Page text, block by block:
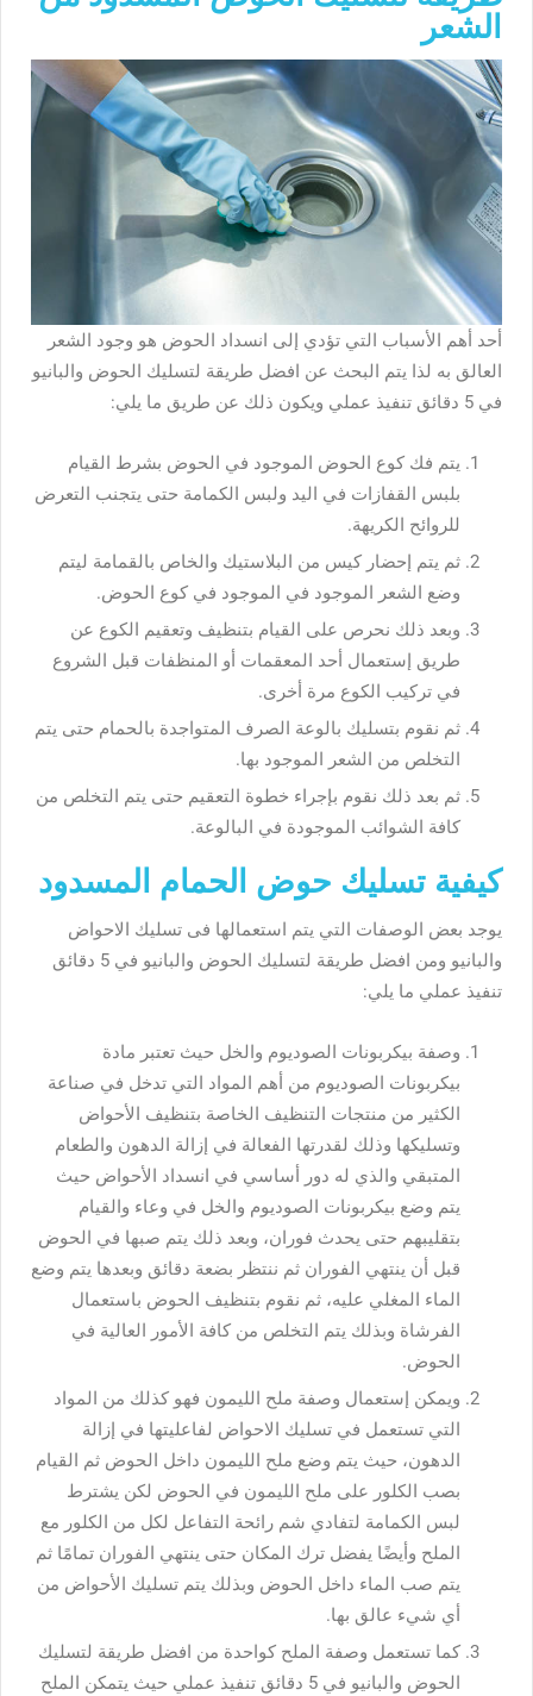
الشعر
أحد أهم الأسباب التي تؤدي إلى انسداد الحوض هو وجود الشعر
العالق به لذا يتم البحث عن افضل طريقة لتسليك الحوض والبانيو
في 5 دقائق تنفيذ عملي ويكون ذلك عن طريق ما يلي:
يتم فك كوع الحوض الموجود في الحوض بشرط القيام
بلبس القفازات في اليد ولبس الكمامة حتى يتجنب التعرض
للروائح الكريهة.
ثم يتم إحضار كيس من البلاستيك والخاص بالقمامة ليتم
وضع الشعر الموجود في الموجود في كوع الحوض.
وبعد ذلك نحرص على القيام بتنظيف وتعقيم الكوع عن
طريق إستعمال أحد المعقمات أو المنظفات قبل الشروع
في تركيب الكوع مرة أخرى.
ثم نقوم بتسليك بالوعة الصرف المتواجدة بالحمام حتى يتم
التخلص من الشعر الموجود بها.
ثم بعد ذلك نقوم بإجراء خطوة التعقيم حتى يتم التخلص من
كافة الشوائب الموجودة في البالوعة.
كيفية تسليك حوض الحمام المسدود
يوجد بعض الوصفات التي يتم استعمالها فى تسليك الاحواض
والبانيو ومن افضل طريقة لتسليك الحوض والبانيو في 5 دقائق
تنفيذ عملي ما يلي:
وصفة بيكربونات الصوديوم والخل حيث تعتبر مادة
بيكربونات الصوديوم من أهم المواد التي تدخل في صناعة
الكثير من منتجات التنظيف الخاصة بتنظيف الأحواض
وتسليكها وذلك لقدرتها الفعالة في إزالة الدهون والطعام
المتبقي والذي له دور أساسي في انسداد الأحواض حيث
يتم وضع بيكربونات الصوديوم والخل في وعاء والقيام
بتقليبهم حتى يحدث فوران، وبعد ذلك يتم صبها في الحوض
قبل أن ينتهي الفوران ثم ننتظر بضعة دقائق وبعدها يتم وضع
الماء المغلي عليه، ثم نقوم بتنظيف الحوض باستعمال
الفرشاة وبذلك يتم التخلص من كافة الأمور العالية في
الحوض.
ويمكن إستعمال وصفة ملح الليمون فهو كذلك من المواد
التي تستعمل في تسليك الاحواض لفاعليتها في إزالة
الدهون، حيث يتم وضع ملح الليمون داخل الحوض ثم القيام
بصب الكلور على ملح الليمون في الحوض لكن يشترط
لبس الكمامة لتفادي شم رائحة التفاعل لكل من الكلور مع
الملح وأيضًا يفضل ترك المكان حتى ينتهي الفوران تمامًا ثم
يتم صب الماء داخل الحوض وبذلك يتم تسليك الأحواض من
أي شيء عالق بها.
كما تستعمل وصفة الملح كواحدة من افضل طريقة لتسليك
الحوض والبانيو في 5 دقائق تنفيذ عملي حيث يتمكن الملح